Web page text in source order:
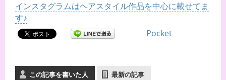
インスタグラムはヘアスタイル作品を中心に載せてま
す♪
Pocket
この記事を書いた人 最新の記事